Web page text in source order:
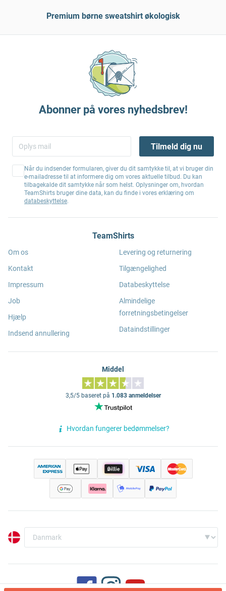
Premium børne sweatshirt økologisk
Abonner på vores nyhedsbrev!
Tilmeld dig nu
Når du indsender formularen, giver du dit samtykke til, at vi bruger din
e-mailadresse til at informere dig om vores aktuelle tilbud. Du kan
tilbagekalde dit samtykke når som helst. Oplysninger om, hvordan
TeamShirts bruger dine data, kan du finde i vores erklæring om
databeskyttelse.
TeamShirts
Om os
Kontakt
Impressum
Job
Hjælp
Indsend annullering
Levering og returnering
Tilgængelighed
Databeskyttelse
Almindelige
forretningsbetingelser
Dataindstillinger
Middel
3,5/5 baseret på 1.083 anmeldelser
Hvordan fungerer bedømmelser?